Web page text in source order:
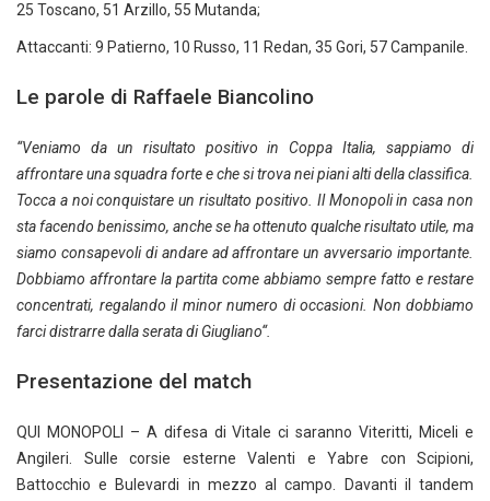
25 Toscano, 51 Arzillo, 55 Mutanda;
Attaccanti: 9 Patierno, 10 Russo, 11 Redan, 35 Gori, 57 Campanile.
Le parole di Raffaele Biancolino
“Veniamo da un risultato positivo in Coppa Italia, sappiamo di
affrontare una squadra forte e che si trova nei piani alti della classifica.
Tocca a noi conquistare un risultato positivo. Il Monopoli in casa non
sta facendo benissimo, anche se ha ottenuto qualche risultato utile, ma
siamo consapevoli di andare ad affrontare un avversario importante.
Dobbiamo affrontare la partita come abbiamo sempre fatto e restare
concentrati, regalando il minor numero di occasioni. Non dobbiamo
farci distrarre dalla serata di Giugliano“.
Presentazione del match
QUI MONOPOLI – A difesa di Vitale ci saranno Viteritti, Miceli e
Angileri. Sulle corsie esterne Valenti e Yabre con Scipioni,
Battocchio e Bulevardi in mezzo al campo. Davanti il tandem